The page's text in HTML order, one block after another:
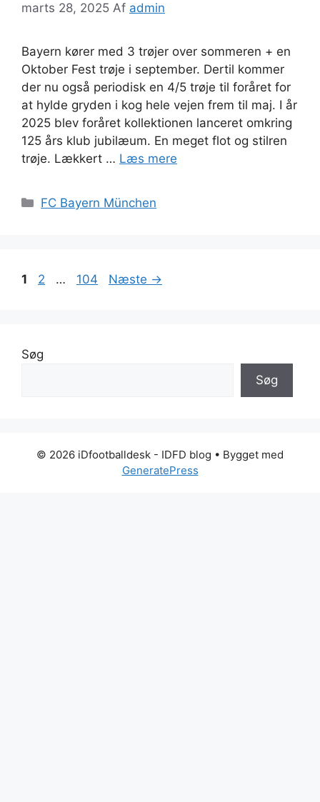
marts 28, 2025 Af admin
Bayern kører med 3 trøjer over sommeren + en
Oktober Fest trøje i september. Dertil kommer
der nu også periodisk en 4/5 trøje til foråret for
at hylde gryden i kog hele vejen frem til maj. I år
2025 blev foråret kollektionen lanceret omkring
125 års klub jubilæum. En meget flot og stilren
trøje. Lækkert … Læs mere
Kategorier
FC Bayern München
Side
1 Side
2 … Side
104 Næste →
Søg
Søg
© 2026 iDfootballdesk - IDFD blog • Bygget med
GeneratePress